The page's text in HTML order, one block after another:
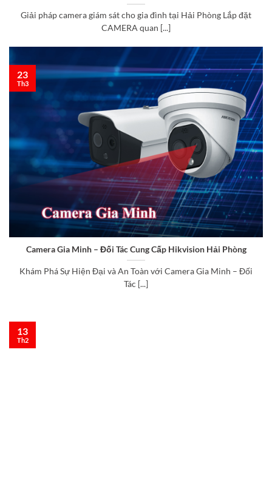
Giải pháp camera giám sát cho gia đình tại Hải Phòng Lắp đặt
CAMERA quan [...]
Camera Gia Minh – Đối Tác Cung Cấp Hikvision Hải Phòng
Khám Phá Sự Hiện Đại và An Toàn với Camera Gia Minh – Đối
Tác [...]
23
Th3
13
Th2